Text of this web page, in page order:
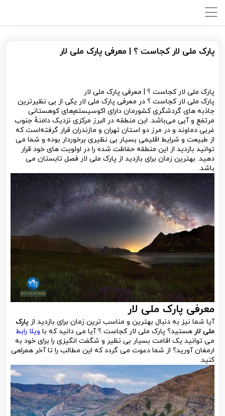
پارک ملی لار کجاست ؟ | معرفی پارک ملی لار
پارک ملی لار کجاست ؟ | معرفی پارک ملی لار
پارک ملی لار کجاست ؟ در معرفی پارک ملی لار یکی از بی نظیرترین
جاذبه های گردشگری کشورمان دارای اکوسیستم‌های کوهستانی
مرتفع و آبی می‌باشد. این منطقه در البرز مرکزی نزدیک دامنهٔ جنوب
غربی دماوند و در مرز دو استان تهران و مازندران قرار گرفته‌است که
از طبیعت و شرایط اقلیمی بسیار بی نظیری برخوردار بوده و شما می
توانید بازدید از این منطقه حفاظت شده را در اولویت های خود قرار
دهید. بهترین زمان برای بازدید از پارک ملی لار فصل تابستان می
باشد.
معرفی پارک ملی لار
آیا شما نیز به دنبال بهترین و مناسب ترین زمان برای بازدید از پارک
ملی لار هستید؟ پارک ملی لار کجاست ؟ آیا می دانید که با ویلا رابط
می توانید یک اقامت بسیار بی نظیر و شگفت انگیزی را برای خود به
ارمغان آورید؟ از شما دعوت می گردد که این مطالب را تا آخر همراهی
کنید.